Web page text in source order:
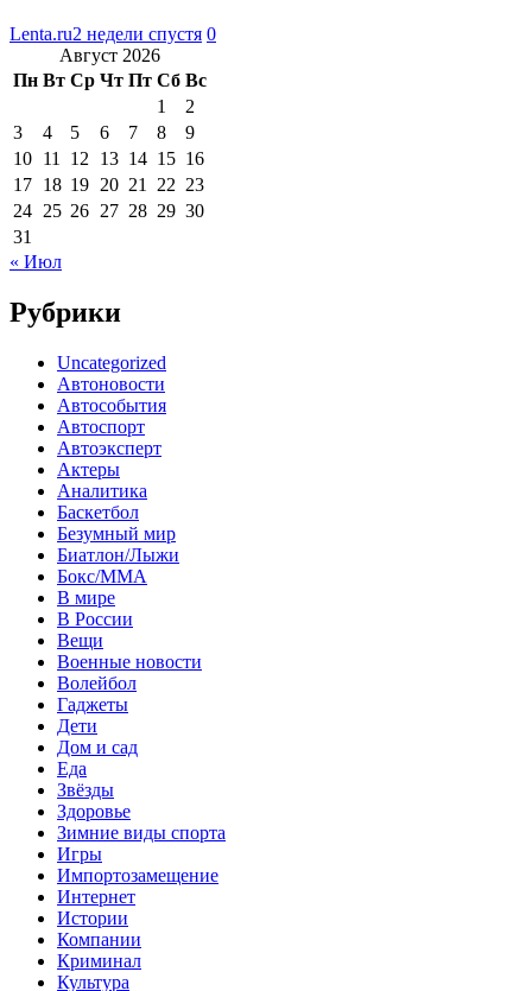
Lenta.ru2 недели спустя 0
Август 2026
Пн Вт Ср Чт Пт Сб Вс
1
2
3
4 5 6 7 8
9
10 11 12 13 14 15 16
17 18 19 20 21 22 23
24 25 26 27 28 29 30
31
« Июл
Рубрики
Uncategorized
Автоновости
Автособытия
Автоспорт
Автоэксперт
Актеры
Аналитика
Баскетбол
Безумный мир
Биатлон/Лыжи
Бокс/MMA
В мире
В России
Вещи
Военные новости
Волейбол
Гаджеты
Дети
Дом и сад
Еда
Звёзды
Здоровье
Зимние виды спорта
Игры
Импортозамещение
Интернет
Истории
Компании
Криминал
Культура